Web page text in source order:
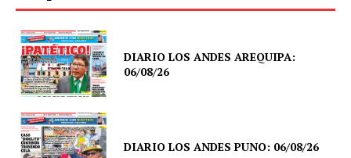
DIARIO LOS ANDES AREQUIPA:
06/08/26
DIARIO LOS ANDES PUNO: 06/08/26